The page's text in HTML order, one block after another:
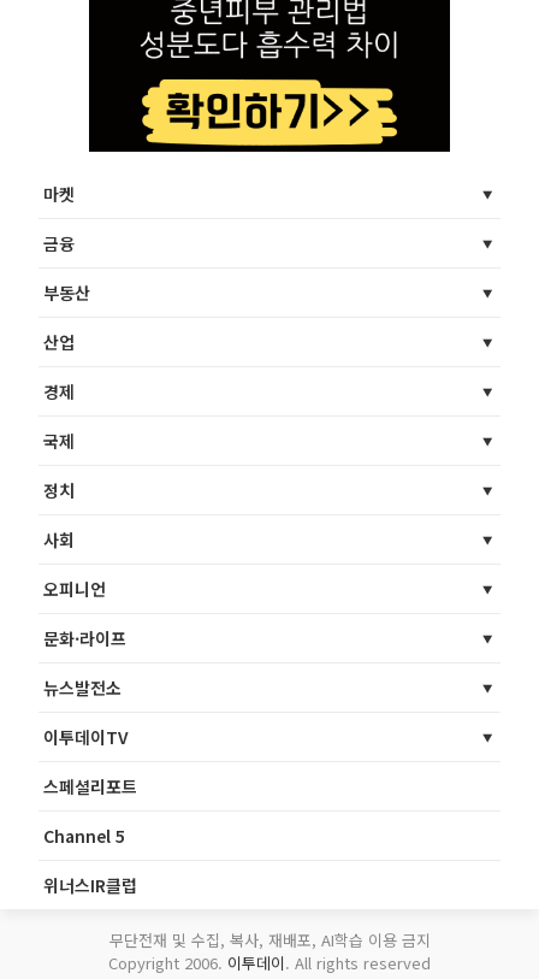
마켓
금융
부동산
산업
경제
국제
정치
사회
오피니언
문화·라이프
뉴스발전소
이투데이TV
스페셜리포트
Channel 5
위너스IR클럽
무단전재 및 수집, 복사, 재배포, AI학습 이용 금지
Copyright 2006. 이투데이. All rights reserved